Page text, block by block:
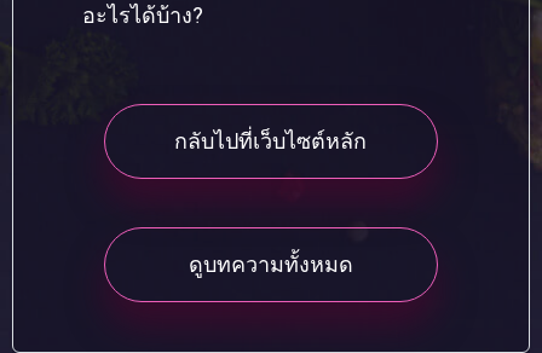
อะไรได้บ้าง?
กลับไปที่เว็บไซต์หลัก
ดูบทความทั้งหมด